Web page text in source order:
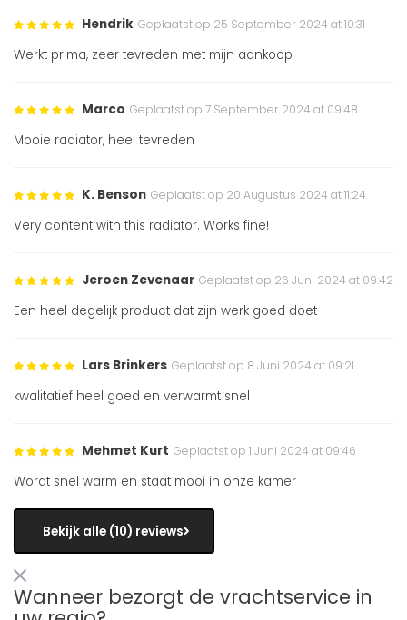
Hendrik Geplaatst op 25 September 2024 at 10:31
Werkt prima, zeer tevreden met mijn aankoop
Marco Geplaatst op 7 September 2024 at 09:48
Mooie radiator, heel tevreden
K. Benson Geplaatst op 20 Augustus 2024 at 11:24
Very content with this radiator. Works fine!
Jeroen Zevenaar Geplaatst op 26 Juni 2024 at 09:42
Een heel degelijk product dat zijn werk goed doet
Lars Brinkers Geplaatst op 8 Juni 2024 at 09:21
kwalitatief heel goed en verwarmt snel
Mehmet Kurt Geplaatst op 1 Juni 2024 at 09:46
Wordt snel warm en staat mooi in onze kamer
Bekijk alle (10) reviews
Wanneer bezorgt de vrachtservice in